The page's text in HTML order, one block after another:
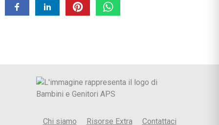
Chi siamo Risorse Extra Contattaci